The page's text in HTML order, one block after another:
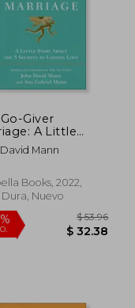
45%
dcto.
Giver
A Little
about the Five
to Lasting
Mann
Books, 2022,
Nuevo